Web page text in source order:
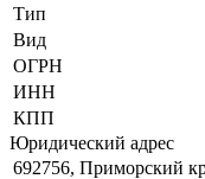
Тип
Вид
ОГРН
ИНН
КПП
Юридический адрес
692756, Приморский